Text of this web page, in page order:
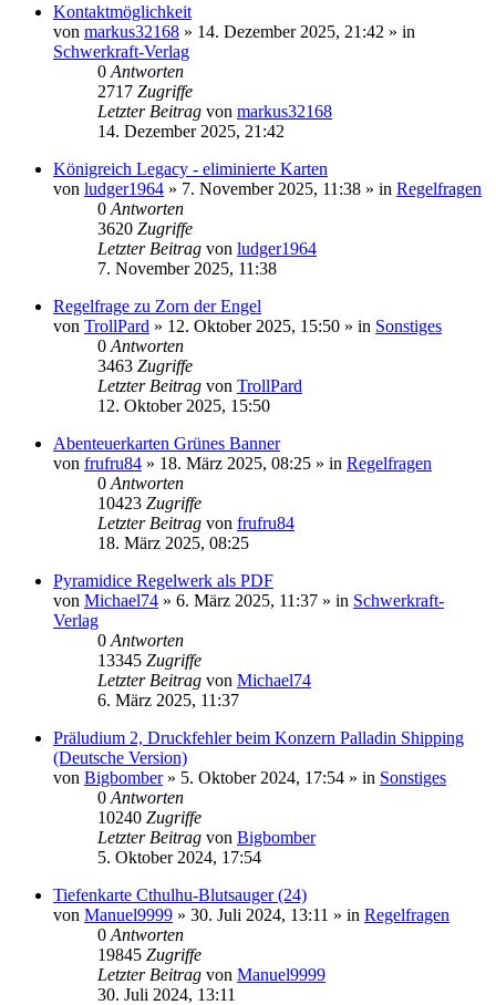
Kontaktmöglichkeit
von markus32168 » 14. Dezember 2025, 21:42 » in
Schwerkraft-Verlag
0 Antworten
2717 Zugriffe
Letzter Beitrag von markus32168
14. Dezember 2025, 21:42
Königreich Legacy - eliminierte Karten
von ludger1964 » 7. November 2025, 11:38 » in Regelfragen
0 Antworten
3620 Zugriffe
Letzter Beitrag von ludger1964
7. November 2025, 11:38
Regelfrage zu Zorn der Engel
von TrollPard » 12. Oktober 2025, 15:50 » in Sonstiges
0 Antworten
3463 Zugriffe
Letzter Beitrag von TrollPard
12. Oktober 2025, 15:50
Abenteuerkarten Grünes Banner
von frufru84 » 18. März 2025, 08:25 » in Regelfragen
0 Antworten
10423 Zugriffe
Letzter Beitrag von frufru84
18. März 2025, 08:25
Pyramidice Regelwerk als PDF
von Michael74 » 6. März 2025, 11:37 » in Schwerkraft-
Verlag
0 Antworten
13345 Zugriffe
Letzter Beitrag von Michael74
6. März 2025, 11:37
Präludium 2, Druckfehler beim Konzern Palladin Shipping
(Deutsche Version)
von Bigbomber» 5. Oktober 2024, 17:54 » in Sonstiges
0 Antworten
10240 Zugriffe
Letzter Beitrag von Bigbomber
5. Oktober 2024, 17:54
Tiefenkarte Cthulhu-Blutsauger (24)
von Manuel9999 » 30. Juli 2024, 13:11 » in Regelfragen
0 Antworten
19845 Zugriffe
Letzter Beitrag von Manuel9999
30. Juli 2024, 13:11